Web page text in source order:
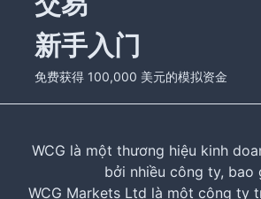
新手入门
免费获得 100,000 美元的模拟资金
WCG là một thương hiệu kinh
bởi nhiều công ty, bao
WCG Markets Ltd là một công ty